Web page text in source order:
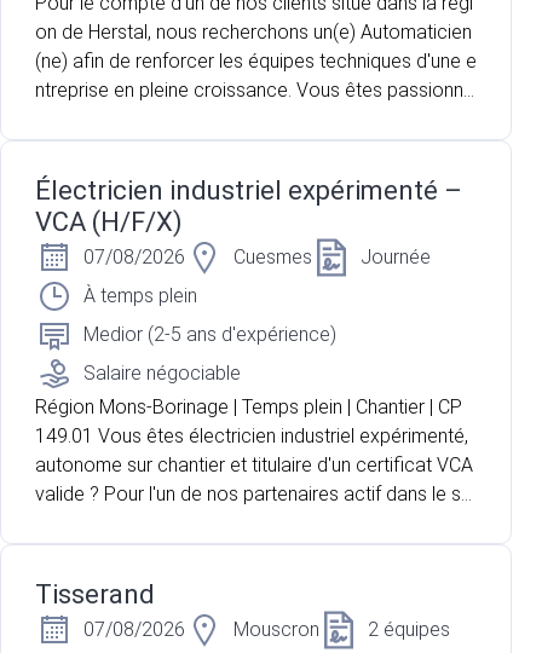
on de Herstal, nous recherchons un(e) Automaticien
(ne) afin de renforcer les équipes techniques d'une e
ntreprise en pleine croissance. Vous êtes passionné
pannes et l'optimisation des installations ? Vous sou
haitez évoluer dans un environnement technique sti
mulant où l'innovation et le développement des com
pétences occupent une place importante ? Cette o
pportunité est faite pour vous.
Électricien industriel expérimenté –
VCA (H/F/X)
07/08/2026 Cuesmes
Journée
À temps plein
Medior (2-5 ans d'expérience)
Salaire négociable
Région Mons-Borinage | Temps plein | Chantier | CP
149.01 Vous êtes électricien industriel expérimenté,
autonome sur chantier et titulaire d'un certificat VCA
valide ? Pour l'un de nos partenaires actif dans le se
n industriel pour intervenir au sein d'un bâtiment actu
ellement en construction. Vous travaillerez de maniè
re autonome sur base de plans électriques et serez
accompagné d'un aide-électricien pour la réalisation
Tisserand
07/08/2026 Mouscron
2 équipes